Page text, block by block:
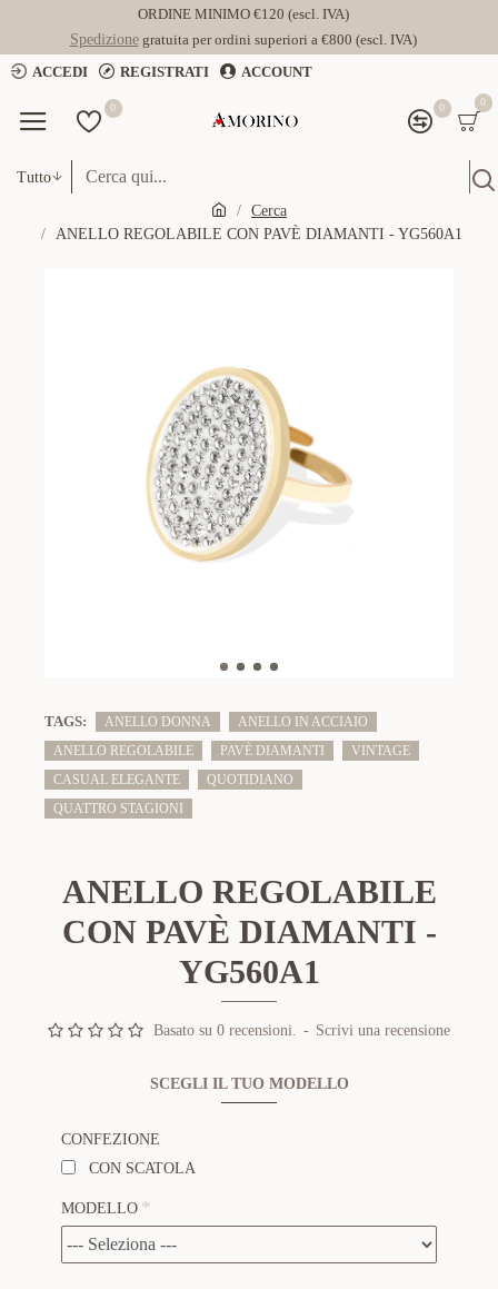
ORDINE MINIMO €120 (escl. IVA)
Spedizionegratuita per ordini superiori a €800 (escl. IVA)
ACCEDI
REGISTRATI ACCOUNT
0 0 0
Tutto
Cerca
ANELLO REGOLABILE CON PAVÈ DIAMANTI - YG560A1
TAGS: ANELLO DONNA
ANELLO IN ACCIAIO
ANELLO REGOLABILE
PAVÈ DIAMANTI
VINTAGE
CASUAL ELEGANTE
QUOTIDIANO
QUATTRO STAGIONI
ANELLO REGOLABILE
CON PAVÈ DIAMANTI -
YG560A1
Basato su 0 recensioni. - Scrivi una recensione
SCEGLI IL TUO MODELLO
CONFEZIONE
CON SCATOLA
MODELLO